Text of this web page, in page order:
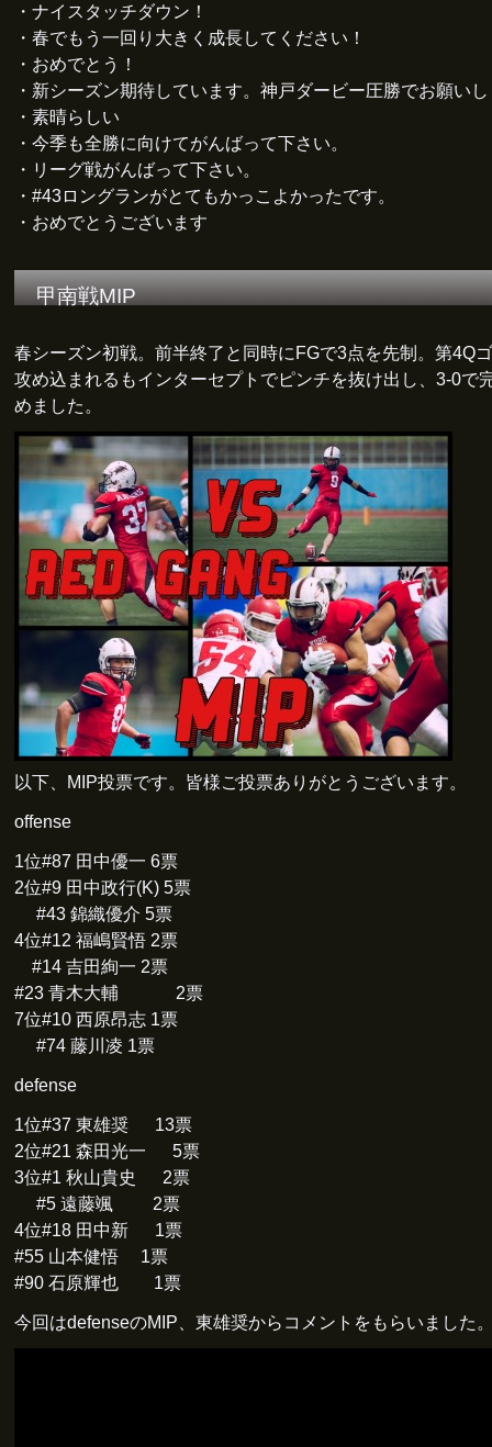
・ナイスタッチダウン！
・春でもう一回り大きく成長してください！
・おめでとう！
・新シーズン期待しています。神戸ダービー圧勝でお願い
・素晴らしい
・今季も全勝に向けてがんばって下さい。
・リーグ戦がんばって下さい。
・#43ロングランがとてもかっこよかったです。
・おめでとうございます
甲南戦MIP
春シーズン初戦。前半終了と同時にFGで3点を先制。第4Q
攻め込まれるもインターセプトでピンチを抜け出し、3-0で
めました。
以下、MIP投票です。皆様ご投票ありがとうございます。
offense
1位#87 田中優一 6票
2位#9 田中政行(K) 5票
#43 錦織優介 5票
4位#12 福嶋賢悟 2票
#14 吉田絢一 2票
#23 青木大輔 2票
7位#10 西原昂志 1票
#74 藤川凌 1票
defense
1位#37 東雄奨 13票
2位#21 森田光一 5票
3位#1 秋山貴史 2票
#5 遠藤颯 2票
4位#18 田中新 1票
#55 山本健悟 1票
#90 石原輝也 1票
今回はdefenseのMIP、東雄奨からコメントをもらいました